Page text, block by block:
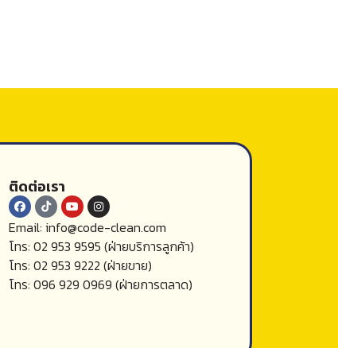
ติดต่อเรา
Email: info@code-clean.com
โทร: 02 953 9595 (ฝ่ายบริการลูกค้า)
โทร: 02 953 9222 (ฝ่ายขาย)
โทร: 096 929 0969 (ฝ่ายการตลาด)